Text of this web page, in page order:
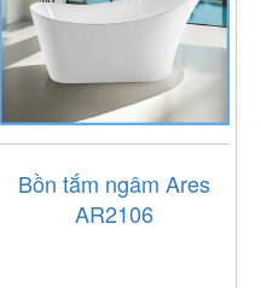
Bồn tắm ngâm Ares
AR2106